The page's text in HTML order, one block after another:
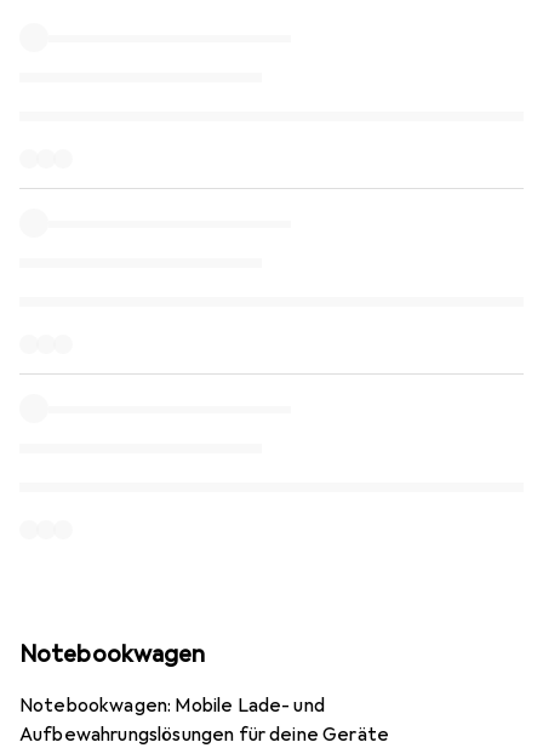
Notebookwagen
Notebookwagen: Mobile Lade- und
Aufbewahrungslösungen für deine Geräte